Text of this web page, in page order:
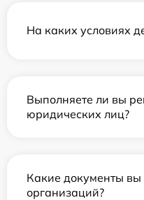
На каких условиях
Выполняете ли вы
юридических лиц?
Какие документы вы
организаций?